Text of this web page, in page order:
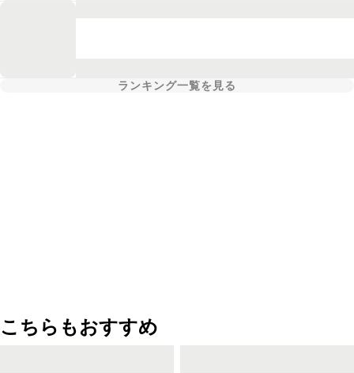
ランキング一覧を見る
こちらもおすすめ